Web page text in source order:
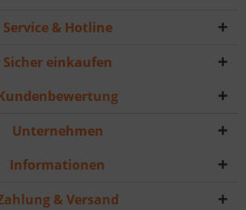
Service & Hotline
Sicher einkaufen
Unternehmen
Informationen
& Versand